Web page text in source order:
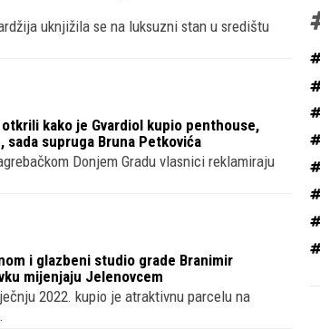
uknjižila se na luksuzni stan u središtu
kako je Gvardiol kupio penthouse,
sada supruga Bruna Petkovića
Donjem Gradu vlasnici reklamiraju
i glazbeni studio grade Branimir
mijenjaju Jelenovcem
2022. kupio je atraktivnu parcelu na